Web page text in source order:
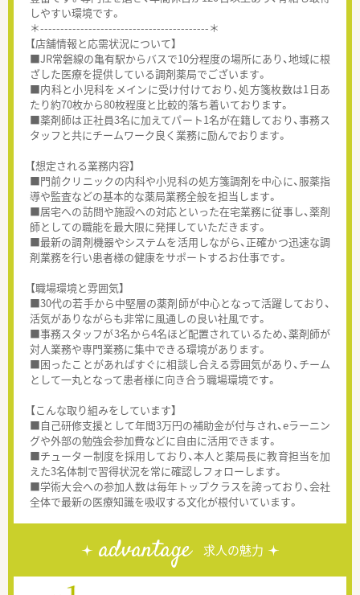
しやすい環境です。
＊------------------------------------------＊
【店舗情報と応需状況について】
■JR常磐線の亀有駅からバスで10分程度の場所にあり、地域に根
ざした医療を提供している調剤薬局でございます。
■内科と小児科をメインに受け付けており、処方箋枚数は1日あ
たり約70枚から80枚程度と比較的落ち着いております。
■薬剤師は正社員3名に加えてパート1名が在籍しており、事務ス
タッフと共にチームワーク良く業務に励んでおります。
【想定される業務内容】
■門前クリニックの内科や小児科の処方箋調剤を中心に、服薬指
導や監査などの基本的な薬局業務全般を担当します。
■居宅への訪問や施設への対応といった在宅業務に従事し、薬剤
師としての職能を最大限に発揮していただきます。
■最新の調剤機器やシステムを活用しながら、正確かつ迅速な調
剤業務を行い患者様の健康をサポートするお仕事です。
【職場環境と雰囲気】
■30代の若手から中堅層の薬剤師が中心となって活躍しており、
活気がありながらも非常に風通しの良い社風です。
■事務スタッフが3名から4名ほど配置されているため、薬剤師が
対人業務や専門業務に集中できる環境があります。
■困ったことがあればすぐに相談し合える雰囲気があり、チーム
として一丸となって患者様に向き合う職場環境です。
【こんな取り組みをしています】
■自己研修支援として年間3万円の補助金が付与され、eラーニン
グや外部の勉強会参加費などに自由に活用できます。
■チューター制度を採用しており、本人と薬局長に教育担当を加
えた3名体制で習得状況を常に確認しフォローします。
■学術大会への参加人数は毎年トップクラスを誇っており、会社
全体で最新の医療知識を吸収する文化が根付いています。
advantage 求人の魅力